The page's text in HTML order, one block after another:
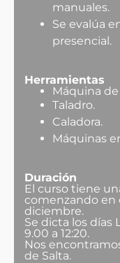
manuales.
Se evalúa
presencial.
Herramientas
Máquina
Taladro.
Caladora.
Máquinas
Duración
El curso tiene
comenzando en
diciembre.
Se dicta los días
9.00 a 12:20.
Nos
de Salta.